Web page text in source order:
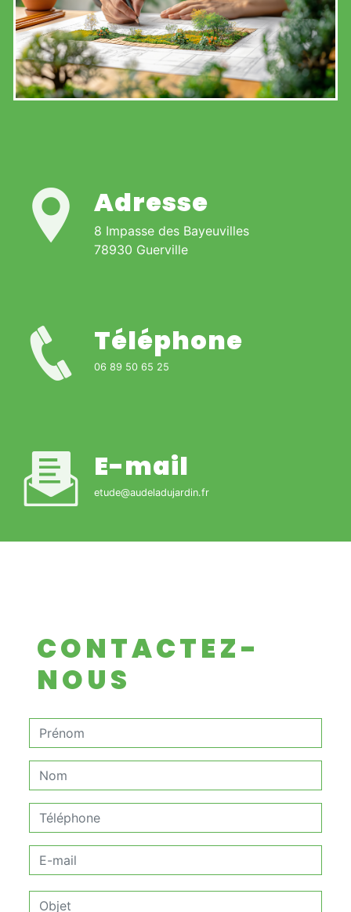
Adresse
8 Impasse des Bayeuvilles
78930 Guerville
Téléphone
06 89 50 65 25
E-mail
etude@audeladujardin.fr
CONTACTEZ-
NOUS